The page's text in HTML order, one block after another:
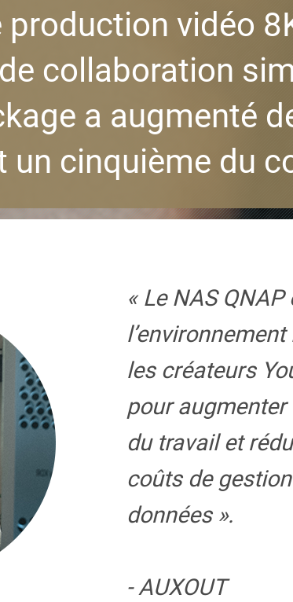
vidéo
collaboration
a augmenté
un cinquième du
« Le NAS QNAP
les créateurs
pour augmenter
du travail et
coûts de
données ».
- AUXOUT